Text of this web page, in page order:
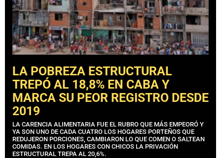
LA POBREZA ESTRUCTURAL
TREPÓ AL 18,8% EN CABA Y
MARCA SU PEOR REGISTRO DESDE
2019
LA CARENCIA ALIMENTARIA FUE EL RUBRO QUE MÁS EMPEORÓ Y
YA SON UNO DE CADA CUATRO LOS HOGARES PORTEÑOS QUE
REDUJERON PORCIONES, CAMBIARON LO QUE COMEN O SALTEAN
COMIDAS. EN LOS HOGARES CON CHICOS LA PRIVACIÓN
ESTRUCTURAL TREPA AL 20,6%.